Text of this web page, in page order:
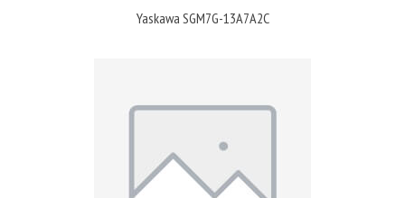
Yaskawa SGM7G-13A7A2C